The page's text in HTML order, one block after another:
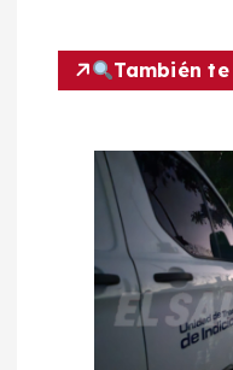
n
También